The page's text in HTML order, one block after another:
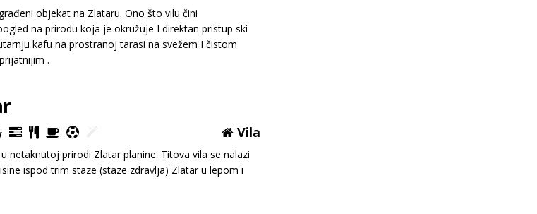
objekat na Zlataru. Ono što vilu čini
na prirodu koja je okružuje I direktan pristup ski
kafu na prostranoj tarasi na svežem I čistom
.
Vila
netaknutoj prirodi Zlatar planine. Titova vila se nalazi
ispod trim staze (staze zdravlja) Zlatar u lepom i